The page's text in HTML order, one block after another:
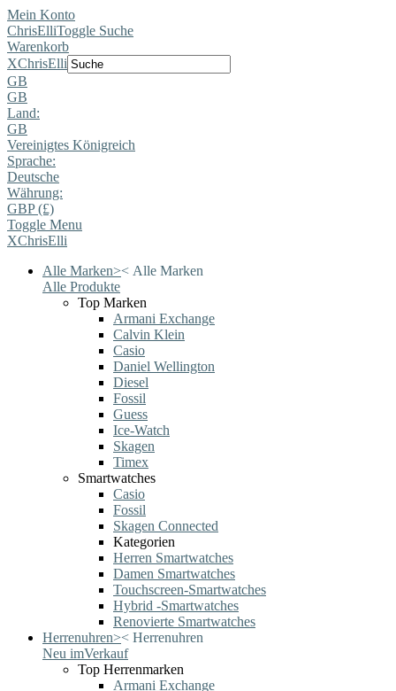
Mein Konto
ChrisElliToggle Suche
Warenkorb
XChrisElli
GB
GB
Land:
GB
Vereinigtes Königreich
Sprache:
Deutsche
Währung:
GBP (£)
Toggle Menu
XChrisElli
Alle Marken>< Alle Marken
Alle Produkte
Top Marken
Armani Exchange
Calvin Klein
Casio
Daniel Wellington
Diesel
Fossil
Guess
Ice-Watch
Skagen
Timex
Smartwatches
Casio
Fossil
Skagen Connected
Kategorien
Herren Smartwatches
Damen Smartwatches
Touchscreen-Smartwatches
Hybrid -Smartwatches
Renovierte Smartwatches
Herrenuhren>< Herrenuhren
Neu imVerkauf
Top Herrenmarken
Armani Exchange